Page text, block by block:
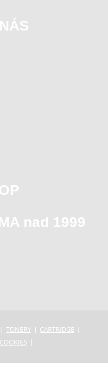
nad 1999
TONERY
CARTRIDGE
COOKIES